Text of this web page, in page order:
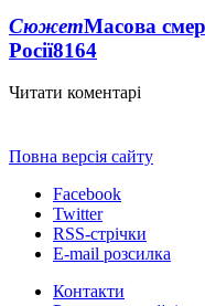
СюжетМасова
Росії8164
Читати коментарі
Повна версія сайту
Facebook
Twitter
RSS-стрічки
E-mail розсилка
Контакти